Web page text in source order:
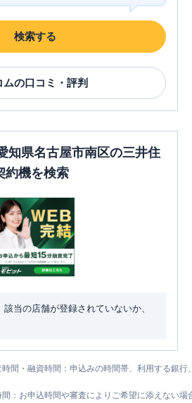
検索する
ムの口コミ・評判
知県名古屋市南区の三井住
約機を検索
当の店舗が登録されていないか、
間・融資時間：申込みの時間帯、利用する銀
：お申込時間や審査によりご希望に添えない場